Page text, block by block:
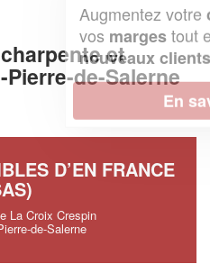
et
de-Salerne
D’EN FRANCE
La Croix Crespin
de-Salerne
chiffre d'affaireset
tout en gagnant de
!